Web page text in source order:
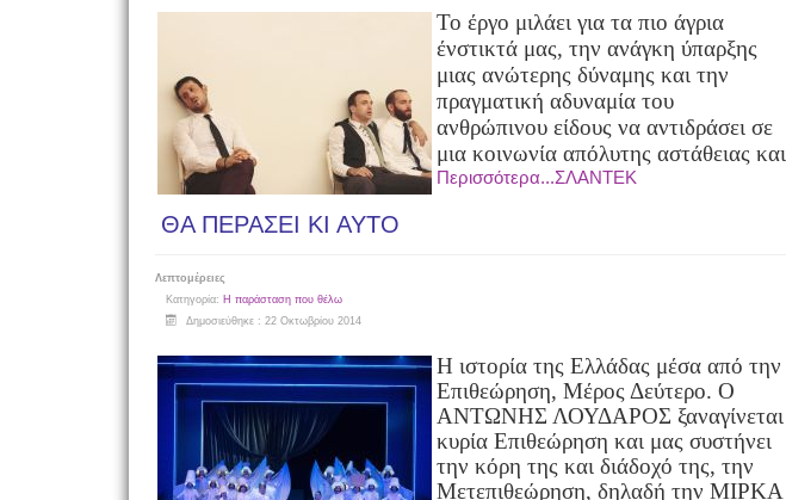
Το έργο μιλάει για τα πιο άγρια
ένστικτά μας, την ανάγκη ύπαρξης
μιας ανώτερης δύναμης και την
πραγματική αδυναμία του
ανθρώπινου είδους να αντιδράσει σε
μια κοινωνία απόλυτης αστάθειας και
Περισσότερα...ΣΛΑΝΤΕΚ
ΘΑ ΠΕΡΑΣΕΙ ΚΙ ΑΥΤΟ
Λεπτομέρειες
Κατηγορία: Η παράσταση που θέλω
Δημοσιεύθηκε : 22 Οκτωβρίου 2014
Η ιστορία της Ελλάδας μέσα από την
Επιθεώρηση, Μέρος Δεύτερο. Ο
ΑΝΤΩΝΗΣ ΛΟΥΔΑΡΟΣ ξαναγίνεται
κυρία Επιθεώρηση και μας συστήνει
την κόρη της και διάδοχό της, την
Μετεπιθεώρηση, δηλαδή την ΜΙΡΚΑ